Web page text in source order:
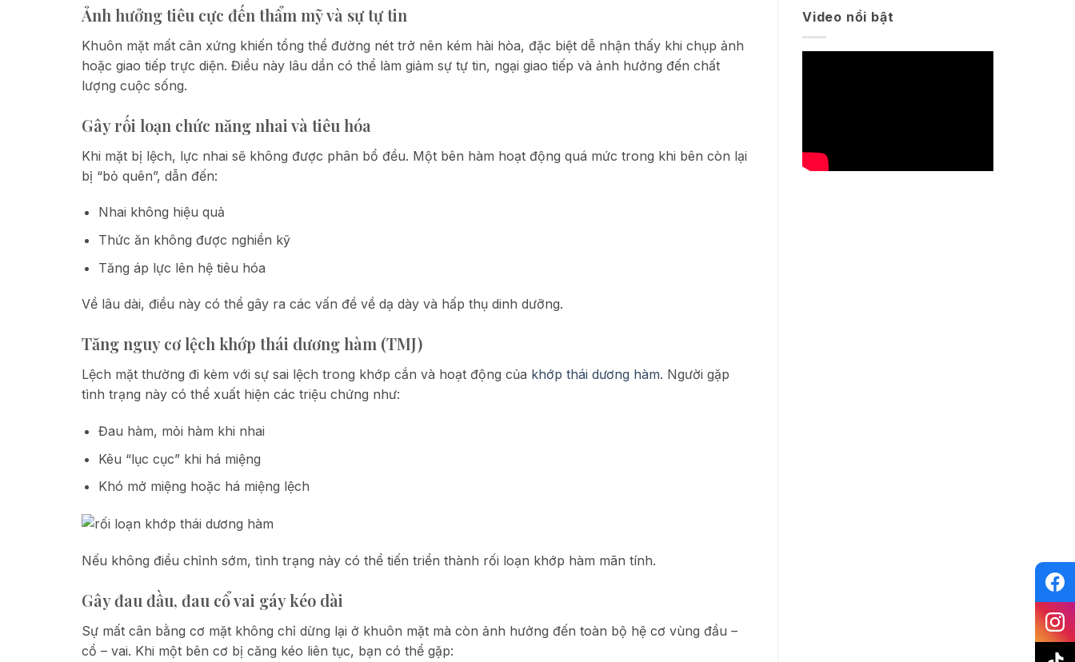
Ảnh hưởng tiêu cực đến thẩm mỹ và sự tự tin
Khuôn mặt mất cân xứng khiến tổng thể đường nét trở nên kém hài hòa, đặc biệt dễ nhận thấy khi chụp ảnh
hoặc giao tiếp trực diện. Điều này lâu dần có thể làm giảm sự tự tin, ngại giao tiếp và ảnh hưởng đến chất
lượng cuộc sống.
Gây rối loạn chức năng nhai và tiêu hóa
Khi mặt bị lệch, lực nhai sẽ không được phân bổ đều. Một bên hàm hoạt động quá mức trong khi bên còn lại
bị “bỏ quên”, dẫn đến:
Nhai không hiệu quả
Thức ăn không được nghiền kỹ
Tăng áp lực lên hệ tiêu hóa
Về lâu dài, điều này có thể gây ra các vấn đề về dạ dày và hấp thụ dinh dưỡng.
Tăng nguy cơ lệch khớp thái dương hàm (TMJ)
Lệch mặt thường đi kèm với sự sai lệch trong khớp cắn và hoạt động của khớp thái dương hàm. Người gặp
tình trạng này có thể xuất hiện các triệu chứng như:
Đau hàm, mỏi hàm khi nhai
Kêu “lục cục” khi há miệng
Khó mở miệng hoặc há miệng lệch
Nếu không điều chỉnh sớm, tình trạng này có thể tiến triển thành rối loạn khớp hàm mãn tính.
Gây đau đầu, đau cổ vai gáy kéo dài
Sự mất cân bằng cơ mặt không chỉ dừng lại ở khuôn mặt mà còn ảnh hưởng đến toàn bộ hệ cơ vùng đầu –
cổ – vai. Khi một bên cơ bị căng kéo liên tục, bạn có thể gặp:
Video nổi bật